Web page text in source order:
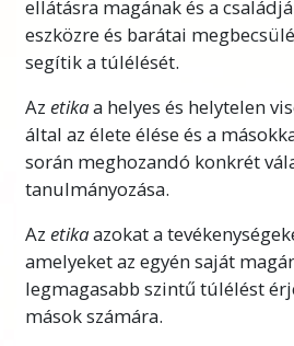
hogyan lehet javítani rajta.
Ezek a formulák
előírások, módszerek
működnek, mert az élet
alapulnak.
Azokkal a valódi
lépésekkel, amelyeket ezen
fogsz megtanulni, valódi
hogy segíthess önmagadnak
a családodnak, a
ellátásra magának és a
eszközre és barátai
segítik a túlélését.
Az etikaa helyes és helytelen
által az élete élése és a
során meghozandó konkrét
tanulmányozása.
Az etikaazokat a
amelyeket az egyén saját
legmagasabb szintű túlélést
mások számára.